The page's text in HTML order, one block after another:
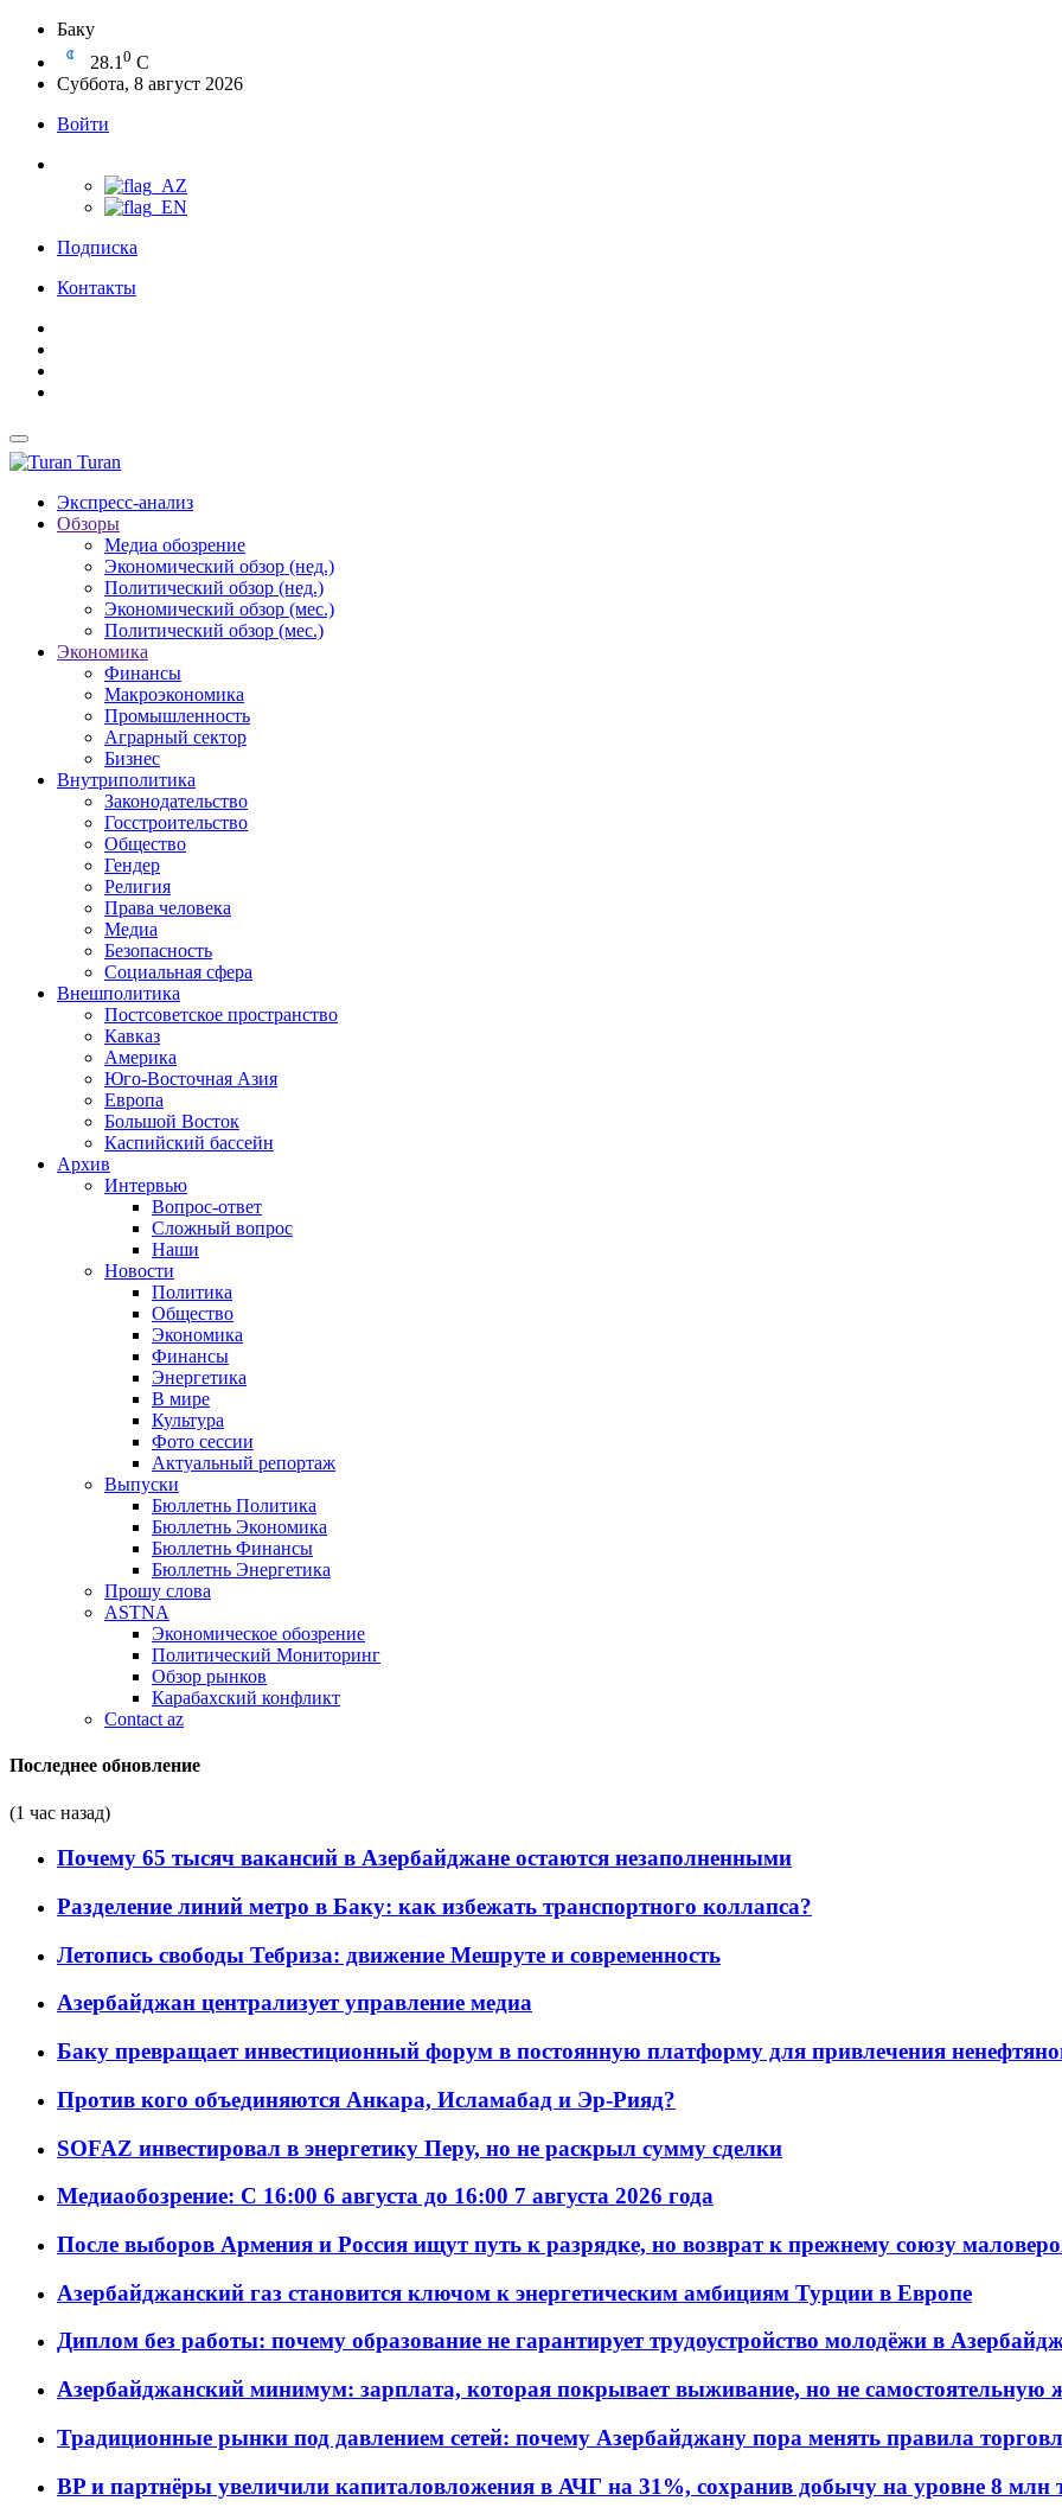
Баку
28.1 0 C
Суббота, 8 август 2026
Войти
Подписка
Контакты
Turan
Экспресс-анализ
Обзоры
Медиа обозрение
Экономический обзор (нед.)
Политический обзор (нед.)
Экономический обзор (мес.)
Политический обзор (мес.)
Экономика
Финансы
Макроэкономика
Промышленность
Аграрный сектор
Бизнес
Внутриполитика
Законодательство
Госстроительство
Общество
Гендер
Религия
Права человека
Медиа
Безопасность
Социальная сфера
Внешполитика
Постсоветское пространство
Кавказ
Америка
Юго-Восточная Азия
Европа
Большой Восток
Каспийский бассейн
Архив
Интервью
Вопрос-ответ
Сложный вопрос
Наши
Новости
Политика
Общество
Экономика
Финансы
Энергетика
В мире
Культура
Фото сессии
Актуальный репортаж
Выпуски
Бюллетнь Политика
Бюллетнь Экономика
Бюллетнь Финансы
Бюллетнь Энергетика
Прошу слова
ASTNA
Экономическое обозрение
Политический Мониторинг
Обзор рынков
Карабахский конфликт
Contact az
Последнее обновление
(1 час назад)
Почему 65 тысяч вакансий в Азербайджане остаются незаполненными
Разделение линий метро в Баку: как избежать транспортного коллапса?
Летопись свободы Тебриза: движение Мешруте и современность
Азербайджан централизует управление медиа
Баку превращает инвестиционный форум в постоянную платформу для привлечения
Против кого объединяются Анкара, Исламабад и Эр-Рияд?
SOFAZ инвестировал в энергетику Перу, но не раскрыл сумму сделки
Медиаобозрение: С 16:00 6 августа до 16:00 7 августа 2026 года
После выборов Армения и Россия ищут путь к разрядке, но возврат к прежнему союзу
Азербайджанский газ становится ключом к энергетическим амбициям Турции в Европе
Диплом без работы: почему образование не гарантирует трудоустройство молодёжи в
Азербайджанский минимум: зарплата, которая покрывает выживание, но не самостоятельную
Традиционные рынки под давлением сетей: почему Азербайджану пора менять правила
BP и партнёры увеличили капиталовложения в АЧГ на 31%, сохранив добычу на уровне 8 млн